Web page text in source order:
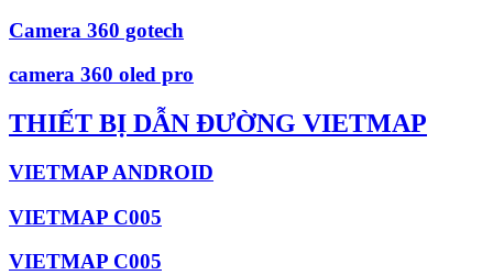
Camera 360 gotech
camera 360 oled pro
THIẾT BỊ DẪN ĐƯỜNG VIETMAP
VIETMAP ANDROID
VIETMAP C005
VIETMAP C005